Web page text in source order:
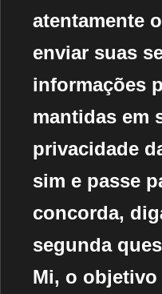
atentamente
enviar suas
informações
mantidas em
privacidade
sim e passe
concorda,
segunda
Mi, o objetivo